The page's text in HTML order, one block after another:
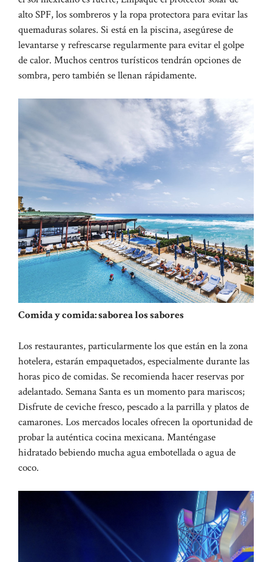
alto SPF, los sombreros y la ropa protectora para evitar las
quemaduras solares. Si está en la piscina, asegúrese de
levantarse y refrescarse regularmente para evitar el golpe
de calor. Muchos centros turísticos tendrán opciones de
sombra, pero también se llenan rápidamente.
Comida y comida: saborea los sabores
Los restaurantes, particularmente los que están en la zona
hotelera, estarán empaquetados, especialmente durante las
horas pico de comidas. Se recomienda hacer reservas por
adelantado. Semana Santa es un momento para mariscos;
Disfrute de ceviche fresco, pescado a la parrilla y platos de
camarones. Los mercados locales ofrecen la oportunidad de
probar la auténtica cocina mexicana. Manténgase
hidratado bebiendo mucha agua embotellada o agua de
coco.